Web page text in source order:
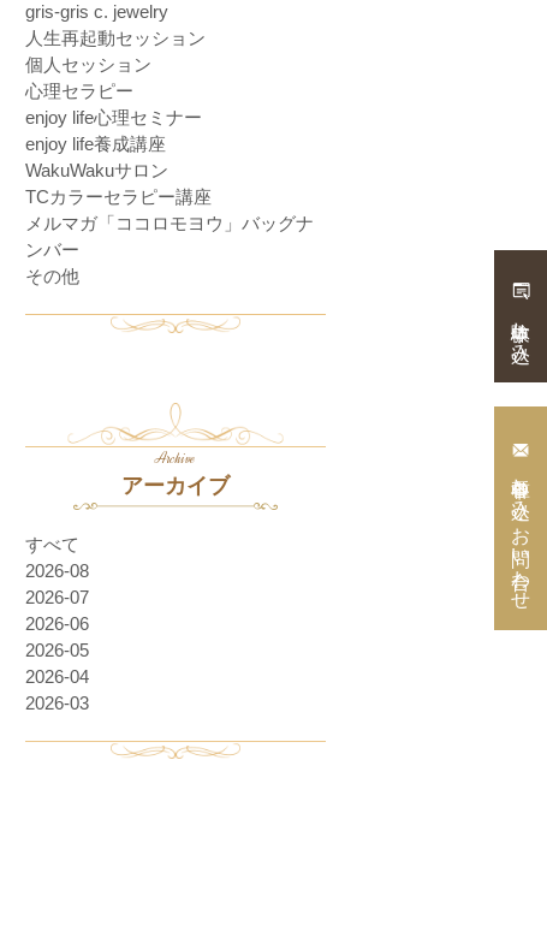
gris-gris c. jewelry
人生再起動セッション
個人セッション
心理セラピー
enjoy life心理セミナー
enjoy life養成講座
WakuWakuサロン
TCカラーセラピー講座
メルマガ「ココロモヨウ」バッグナ
ンバー
その他
Archive
アーカイブ
すべて
2026-08
2026-07
2026-06
2026-05
2026-04
2026-03
体験申し込み
各種申し込み・
お問い合わせ